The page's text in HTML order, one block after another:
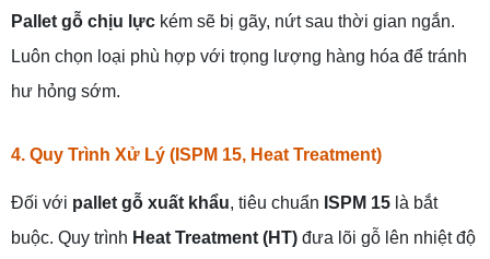
Pallet gỗ chịu lực kém sẽ bị gãy, nứt sau thời gian ngắn.
Luôn chọn loại phù hợp với trọng lượng hàng hóa để tránh
hư hỏng sớm.
4. Quy Trình Xử Lý (ISPM 15, Heat Treatment)
Đối với pallet gỗ xuất khẩu, tiêu chuẩn ISPM 15 là bắt
buộc. Quy trình Heat Treatment (HT) đưa lõi gỗ lên nhiệt độ